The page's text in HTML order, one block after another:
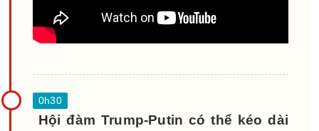
Hội đàm Trump-Putin có thể kéo dài